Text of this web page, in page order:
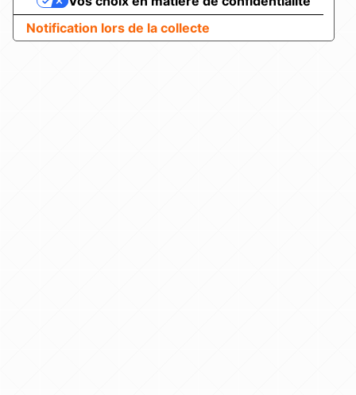
Notification lors de la collecte